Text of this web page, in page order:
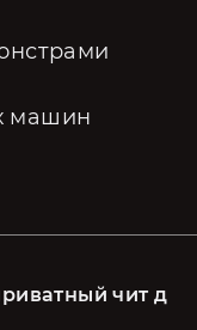
машин
чит д